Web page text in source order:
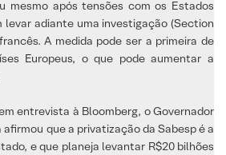
mesmo após tensões com os Estados
levar adiante uma investigação (Section
A medida pode ser a primeira de
Europeus, o que pode aumentar a
entrevista à Bloomberg, o Governador
afirmou que a privatização da Sabesp é a
e que planeja levantar R$20 bilhões